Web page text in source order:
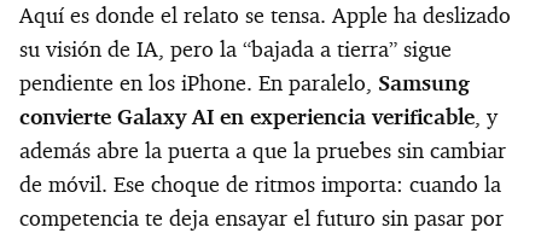
Aquí es donde el relato se tensa. Apple ha deslizado
su visión de IA, pero la “bajada a tierra” sigue
pendiente en los iPhone. En paralelo, Samsung
convierte Galaxy AI en experiencia verificable, y
además abre la puerta a que la pruebes sin cambiar
de móvil. Ese choque de ritmos importa: cuando la
competencia te deja ensayar el futuro sin pasar por